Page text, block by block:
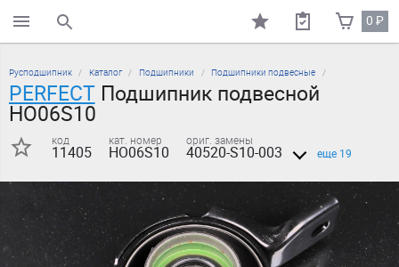
поиск по каталогу 0₽
Русподшипник Каталог Подшипники Подшипники подвесные
PERFECTПодшипник подвесной
HO06S10
код
11405
кат. номер
HO06S10
ориг. замены
40520-S10-003 еще 19